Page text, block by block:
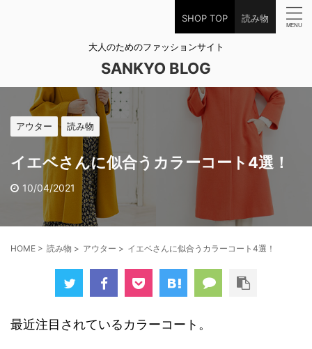
SHOP TOP 読み物
大人のためのファッションサイト
SANKYO BLOG
アウター 読み物
イエベさんに似合うカラーコート4選！
10/04/2021
HOME > 読み物 > アウター > イエベさんに似合うカラーコート4選！
最近注目されているカラーコート。